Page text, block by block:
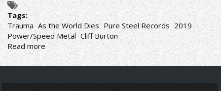
Tags:
Trauma As the World Dies Pure Steel Records 2019
Power/Speed Metal Cliff Burton
Read more about
ΠΑΛΙΑ